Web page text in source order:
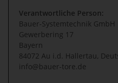
Verantwortliche Person:
Bauer-Systemtechnik GmbH
Gewerbering 17
Bayern
84072 Au i.d. Hallertau,
info@bauer-tore.de